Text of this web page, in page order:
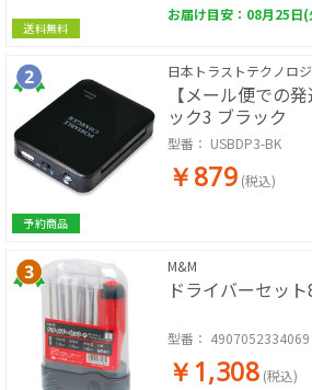
送料無料
お届け目安：08月25日
予約商品
日本トラストテクノロ
【メール便での
ック3 ブラック
型番： USBDP3-BK
￥879 (税込)
M&M
ドライバーセッ
型番： 4907052334069
￥1,308 (税込)